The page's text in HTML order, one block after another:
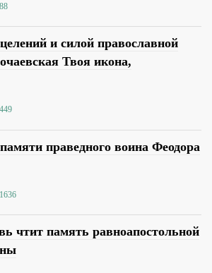
88
и силой православной
Твоя икона,
449
праведного воина Феодора
1636
чтит память равноапостольной